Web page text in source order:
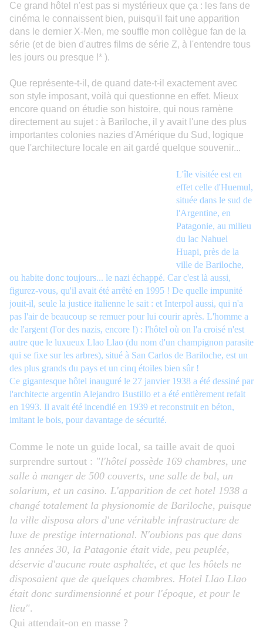
Ce grand hôtel n'est pas si mystérieux que ça : les fans de
cinéma le connaissent bien, puisqu'il fait une apparition
dans le dernier X-Men, me souffle mon collègue fan de la
série (et de bien d'autres films de série Z, à l'entendre tous
les jours ou presque !* ).
Que représente-t-il, de quand date-t-il exactement avec
son style imposant, voilà qui questionne en effet. Mieux
encore quand on étudie son histoire, qui nous ramène
directement au sujet : à Bariloche, il y avait l'une des plus
importantes colonies nazies d'Amérique du Sud, logique
que l'architecture locale en ait gardé quelque souvenir...
L'île visitée est en
effet celle d'Huemul,
située dans le sud de
l'Argentine, en
Patagonie, au milieu
du lac Nahuel
Huapi, près de la
ville de Bariloche,
ou habite donc toujours... le nazi échappé. Car c'est là aussi,
figurez-vous, qu'il avait été arrêté en 1995 ! De quelle impunité
jouit-il, seule la justice italienne le sait : et Interpol aussi, qui n'a
pas l'air de beaucoup se remuer pour lui courir après. L'homme a
de l'argent (l'or des nazis, encore !) : l'hôtel où on l'a croisé n'est
autre que le luxueux Llao Llao (du nom d'un champignon parasite
qui se fixe sur les arbres), situé à San Carlos de Bariloche, est un
des plus grands du pays et un cinq étoiles bien sûr !
Ce gigantesque hôtel inauguré le 27 janvier 1938 a été dessiné par
l'architecte argentin Alejandro Bustillo et a été entièrement refait
en 1993. Il avait été incendié en 1939 et reconstruit en béton,
imitant le bois, pour davantage de sécurité.
Comme le note un guide local, sa taille avait de quoi
surprendre surtout : "l'hôtel possède 169 chambres, une
salle à manger de 500 couverts, une salle de bal, un
solarium, et un casino. L'apparition de cet hotel 1938 a
changé totalement la physionomie de Bariloche, puisque
la ville disposa alors d'une véritable infrastructure de
luxe de prestige international. N'oubions pas que dans
les années 30, la Patagonie était vide, peu peuplée,
déservie d'aucune route asphaltée, et que les hôtels ne
disposaient que de quelques chambres. Hotel Llao Llao
était donc surdimensionné et pour l'époque, et pour le
lieu".
Qui attendait-on en masse ?